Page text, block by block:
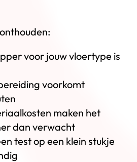
voor jouw vloertype is
voorkomt
maken het
dan verwacht
test op een klein stukje